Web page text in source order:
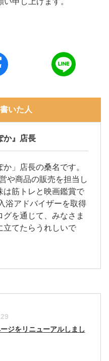
いた人
か』店長
」店長の桑名です。
や商品の販売を担当し
は筋トレと映画鑑賞で
浴アドバイザーを取得
グを通じて、みなさま
立てたらうれしいで
ジをリニューアルしまし